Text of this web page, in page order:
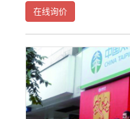
府新区慈善会、十陵街道办事处
予以冠名支持。活动延续“公益+
在线询价